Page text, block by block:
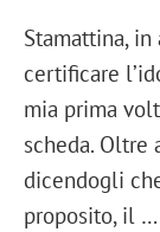
Stamattina,
certificare
mia prima
scheda.
dicendogli
proposito, il …